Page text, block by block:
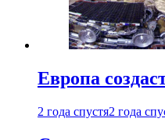
Европа
2 года спустя2 года